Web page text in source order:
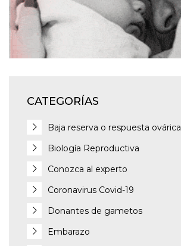
CATEGORÍAS
Baja reserva o respuesta ovárica
Biología Reproductiva
Conozca al experto
Coronavirus Covid-19
Donantes de gametos
Embarazo